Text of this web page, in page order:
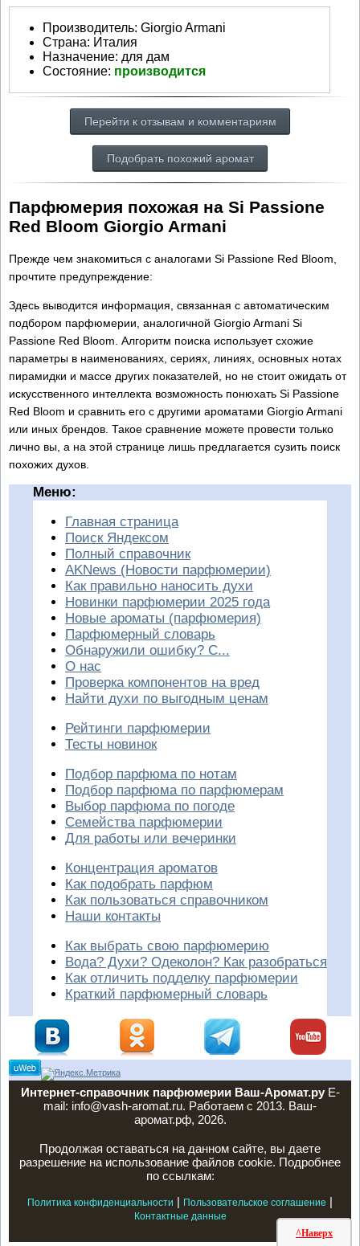
Производитель: Giorgio Armani
Страна: Италия
Назначение: для дам
Состояние: производится
Перейти к отзывам и комментариям
Подобрать похожий аромат
Парфюмерия похожая на Si Passione
Red Bloom Giorgio Armani
Прежде чем знакомиться с аналогами Si Passione Red Bloom,
прочтите предупреждение:
Здесь выводится информация, связанная с автоматическим
подбором парфюмерии, аналогичной Giorgio Armani Si
Passione Red Bloom. Алгоритм поиска использует схожие
параметры в наименованиях, сериях, линиях, основных нотах
пирамидки и массе других показателей, но не стоит ожидать от
искусственного интеллекта возможность понюхать Si Passione
Red Bloom и сравнить его с другими ароматами Giorgio Armani
или иных брендов. Такое сравнение можете провести только
лично вы, а на этой странице лишь предлагается сузить поиск
похожих духов.
^Наверх
Меню:
Главная страница
Поиск Яндексом
Полный справочник
AKNews (Новости парфюмерии)
Как правильно наносить духи
Новинки парфюмерии 2025 года
Новые ароматы (парфюмерия)
Парфюмерный словарь
Обнаружили ошибку? С...
О нас
Проверка компонентов на вред
Найти духи по выгодным ценам
Рейтинги парфюмерии
Тесты новинок
Подбор парфюма по нотам
Подбор парфюма по парфюмерам
Выбор парфюма по погоде
Семейства парфюмерии
Для работы или вечеринки
Концентрация ароматов
Как подобрать парфюм
Как пользоваться справочником
Наши контакты
Как выбрать свою парфюмерию
Вода? Духи? Одеколон? Как разобраться
Как отличить подделку парфюмерии
Краткий парфюмерный словарь
Интернет-справочник парфюмерии Ваш-Аромат.руE-
mail: info@vash-aromat.ru. Работаем с 2013. Ваш-
аромат.рф, 2026.
Продолжая оставаться на данном сайте, вы даете
разрешение на использование файлов cookie. Подробнее
по ссылкам:
Политика конфиденциальности | Пользовательское соглашение |
Контактные данные